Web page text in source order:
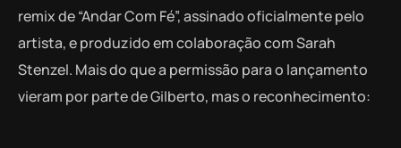
remix de “Andar Com Fé”, assinado oficialmente pelo
artista, e produzido em colaboração com Sarah
Stenzel. Mais do que a permissão para o lançamento
vieram por parte de Gilberto, mas o reconhecimento: